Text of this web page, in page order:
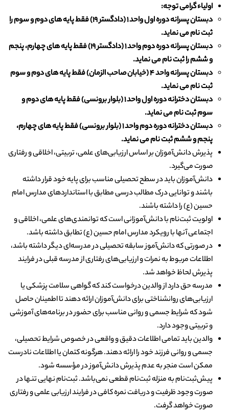
اولیاء گرامی توجه:
دبستان پسرانه دوره اول واحد 1 (دادگستر 19) فقط پایه های دوم و سوم را
ثبت نام می نماید.
دبستان پسرانه دوره دوم واحد 1 (دادگستر 19) فقط پایه های چهارم، پنجم
و ششم را ثبت نام می نماید.
دبستان پسرانه واحد 4 (خیابان صاحب الزمان) فقط پایه های دوم و سوم
ثبت نام می نماید.
دبستان دخترانه دوره اول واحد 1 (بلوار برونسی) فقط پایه های دوم و
سوم ثبت نام می نماید.
دبستان دخترانه دوره دوم واحد 1 (بلوار برونسی) فقط پایه های چهارم،
پنجم و ششم ثبت نام می نماید.
پذیرش دانش‌آموزان بر اساس ارزیابی‌های علمی، تربیتی، اخلاقی و رفتاری
صورت می‌گیرد.
دانش‌آموزان باید در سطح تحصیلی مناسب برای پایه خود قرار داشته
باشند و توانایی درک مطالب درسی مطابق با استانداردهای مدارس امام
حسین (ع) را داشته باشند.
اولویت ثبت‌نام با دانش‌آموزانی است که توانمندی‌های علمی، اخلاقی و
اجتماعی آنها با رویکرد مدارس امام حسین (ع) تطابق داشته باشد.
در صورتی که دانش‌آموز سابقه تحصیلی در مدرسه‌ای دیگر داشته باشد،
اطلاعات مربوط به نمرات و ارزیابی‌های رفتاری از مدرسه قبلی در فرایند
پذیرش لحاظ خواهد شد.
مدرسه حق دارد از والدین درخواست کند که گواهی سلامت پزشکی یا
ارزیابی‌های روانشناختی برای دانش‌آموزان ارائه دهند تا اطمینان حاصل
شود که شرایط جسمی و روانی مناسب برای حضور در برنامه‌های آموزشی
و تربیتی وجود دارد.
والدین باید تمامی اطلاعات دقیق و واقعی در خصوص شرایط تحصیلی،
جسمی و روانی فرزند خود را ارائه دهند. هرگونه کتمان یا اطلاعات نادرست
ممکن است منجر به عدم پذیرش دانش‌آموز در مؤسسه شود.
پیش‌ثبت‌نام به منزله ثبت‌نام قطعی نمی‌باشد. ثبت‌نام نهایی تنها در
صورت وجود ظرفیت و دریافت نمره کافی در فرایند ارزیابی علمی و رفتاری
صورت خواهد گرفت.